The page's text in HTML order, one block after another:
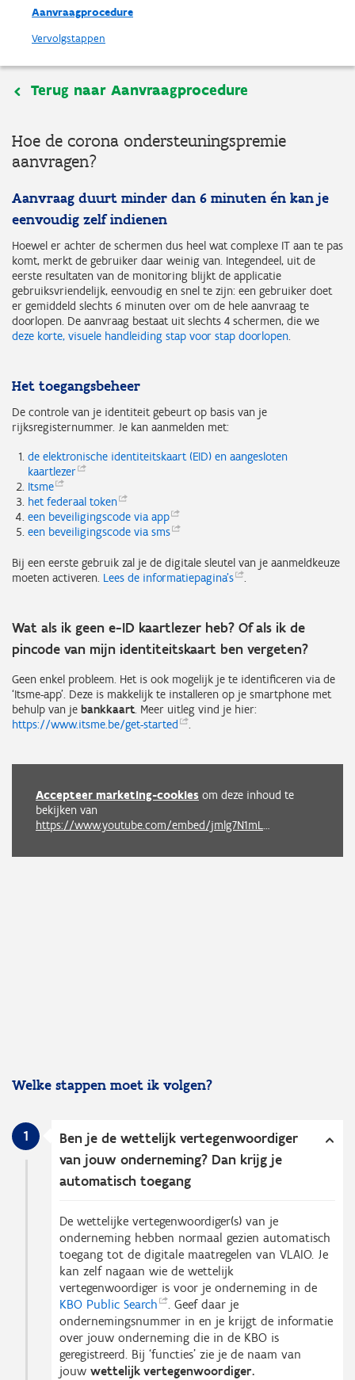
Aanvraagprocedure
Vervolgstappen
Terug naar Aanvraagprocedure
Hoe de corona ondersteuningspremie
aanvragen?
Aanvraag duurt minder dan 6 minuten én kan je
eenvoudig zelf indienen
Hoewel er achter de schermen dus heel wat complexe IT aan te pas
komt, merkt de gebruiker daar weinig van. Integendeel, uit de
eerste resultaten van de monitoring blijkt de applicatie
gebruiksvriendelijk, eenvoudig en snel te zijn: een gebruiker doet
er gemiddeld slechts 6 minuten over om de hele aanvraag te
doorlopen. De aanvraag bestaat uit slechts 4 schermen, die we
deze korte, visuele handleiding stap voor stap doorlopen.
Het toegangsbeheer
De controle van je identiteit gebeurt op basis van je
rijksregisternummer. Je kan aanmelden met:
de elektronische identiteitskaart (EID) en aangesloten
kaartlezer
Itsme
het federaal token
een beveiligingscode via app
een beveiligingscode via sms
Bij een eerste gebruik zal je de digitale sleutel van je aanmeldkeuze
moeten activeren. Lees de informatiepagina's .
Wat als ik geen e-ID kaartlezer heb? Of als ik de
pincode van mijn identiteitskaart ben vergeten?
Geen enkel probleem. Het is ook mogelijk je te identificeren via de
‘Itsme-app’. Deze is makkelijk te installeren op je smartphone met
behulp van je bankkaart. Meer uitleg vind je hier:
https://www.itsme.be/get-started
.
Accepteer marketing-cookies om deze inhoud te
bekijken van
https://www.youtube.com/embed/jmlg7N1mLms?autoplay=0&start=0&rel=0
Welke stappen moet ik volgen?
1
Ben je de wettelijk vertegenwoordiger
van jouw onderneming? Dan krijg je
automatisch toegang
De wettelijke vertegenwoordiger(s) van je
onderneming hebben normaal gezien automatisch
toegang tot de digitale maatregelen van VLAIO. Je
kan zelf nagaan wie de wettelijk
vertegenwoordiger is voor je onderneming in de
KBO Public Search
. Geef daar je
ondernemingsnummer in en je krijgt de informatie
over jouw onderneming die in de KBO is
geregistreerd. Bij ‘functies’ zie je de naam van
jouw wettelijk vertegenwoordiger.